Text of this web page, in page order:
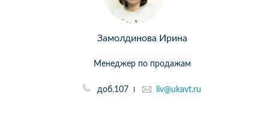
Замолдинова Ирина
Менеджер по продажам
доб.107 liv@ukavt.ru